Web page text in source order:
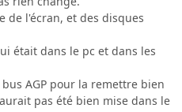
de l'écran, et des disques
était dans le pc et dans les
AGP pour la remettre bien
pas été bien mise dans le